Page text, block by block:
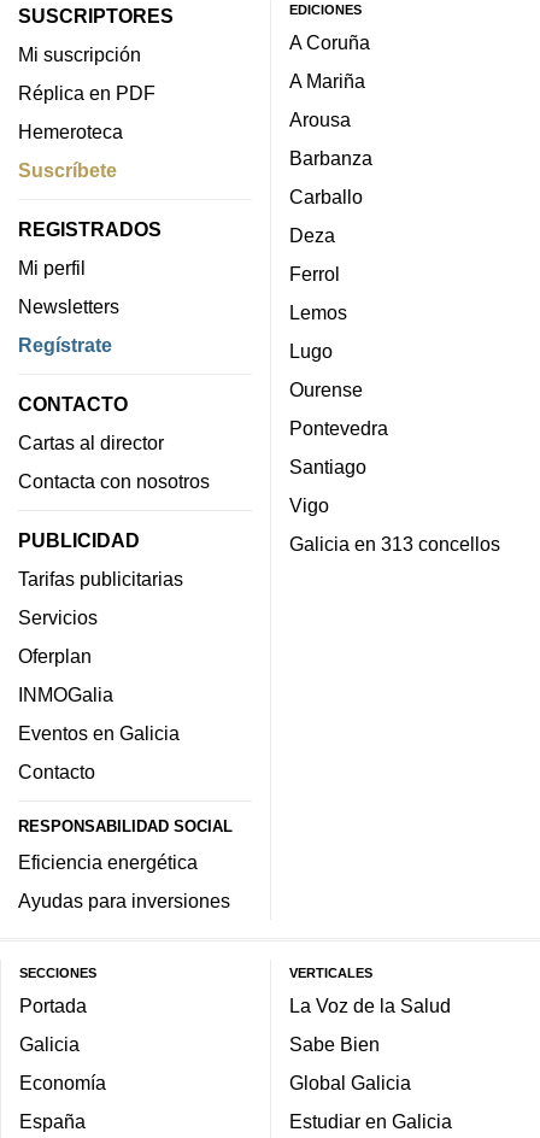
SUSCRIPTORES
Mi suscripción
Réplica en PDF
Hemeroteca
Suscríbete
REGISTRADOS
Mi perfil
Newsletters
Regístrate
CONTACTO
Cartas al director
Contacta con nosotros
PUBLICIDAD
Tarifas publicitarias
Servicios
Oferplan
INMOGalia
Eventos en Galicia
Contacto
RESPONSABILIDAD SOCIAL
Eficiencia energética
Ayudas para inversiones
EDICIONES
A Coruña
A Mariña
Arousa
Barbanza
Carballo
Deza
Ferrol
Lemos
Lugo
Ourense
Pontevedra
Santiago
Vigo
Galicia en 313 concellos
SECCIONES
Portada
Galicia
Economía
España
VERTICALES
La Voz de la Salud
Sabe Bien
Global Galicia
Estudiar en Galicia